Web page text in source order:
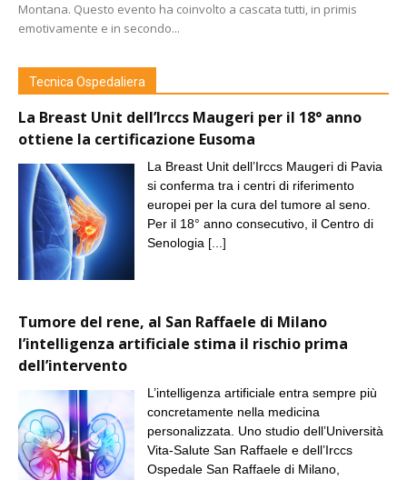
Montana. Questo evento ha coinvolto a cascata tutti, in primis
emotivamente e in secondo...
Tecnica Ospedaliera
La Breast Unit dell’Irccs Maugeri per il 18° anno
ottiene la certificazione Eusoma
La Breast Unit dell’Irccs Maugeri di Pavia
si conferma tra i centri di riferimento
europei per la cura del tumore al seno.
Per il 18° anno consecutivo, il Centro di
Senologia [...]
Tumore del rene, al San Raffaele di Milano
l’intelligenza artificiale stima il rischio prima
dell’intervento
L’intelligenza artificiale entra sempre più
concretamente nella medicina
personalizzata. Uno studio dell’Università
Vita-Salute San Raffaele e dell’Irccs
Ospedale San Raffaele di Milano,